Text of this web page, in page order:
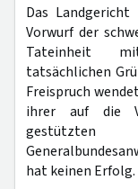
Das
Vorwurf der
Tateinheit
tatsächlichen
Freispruch
ihrer auf die
hat keinen Erfolg.